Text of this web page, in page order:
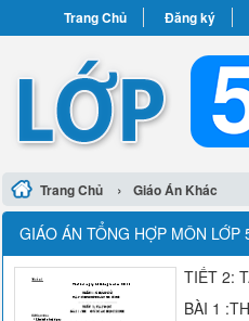
Trang Chủ Đăng ký
Trang Chủ › Giáo Án Khác
GIÁO ÁN TỔNG HỢP MÔN LỚP
TIẾT 2:
BÀI 1